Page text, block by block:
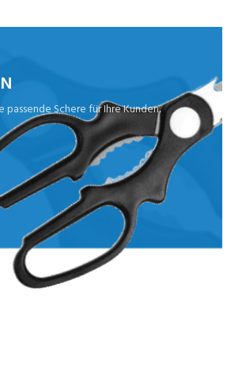
passende Schere für Ihre Kunden.